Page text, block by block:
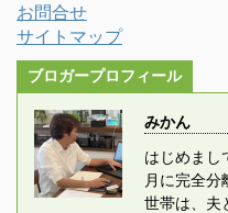
お問合せ
サイトマップ
ブロガープロフィール
みかん
はじめまし
月に完全
世帯は、夫